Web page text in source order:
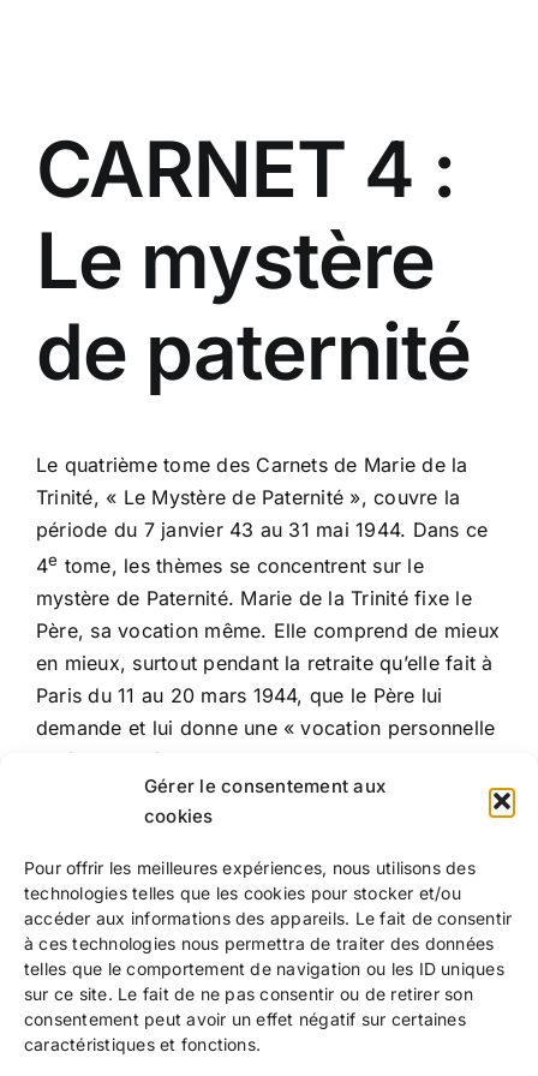
Gérer le consentement aux
cookies
Pour offrir les meilleures expériences, nous utilisons des
technologies telles que les cookies pour stocker et/ou
accéder aux informations des appareils. Le fait de consentir
à ces technologies nous permettra de traiter des données
telles que le comportement de navigation ou les ID uniques
sur ce site. Le fait de ne pas consentir ou de retirer son
consentement peut avoir un effet négatif sur certaines
caractéristiques et fonctions.
CARNET 4 :
Le mystère
de paternité
Le quatrième tome des Carnets de Marie de la
Trinité, « Le Mystère de Paternité », couvre la
période du 7 janvier 43 au 31 mai 1944. Dans ce
4e tome, les thèmes se concentrent sur le
mystère de Paternité. Marie de la Trinité fixe le
Père, sa vocation même. Elle comprend de mieux
en mieux, surtout pendant la retraite qu’elle fait à
Paris du 11 au 20 mars 1944, que le Père lui
demande et lui donne une « vocation personnelle
de forme intérieure ».
volume est paru au Cerf en mai 2015 dans